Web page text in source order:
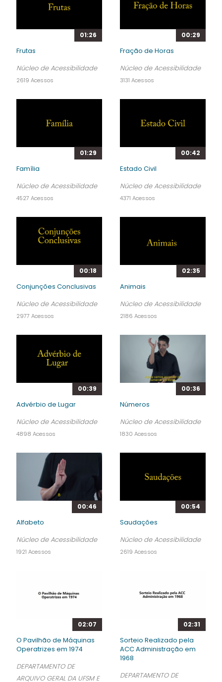
01:26
Frutas
Núcleo de Acessibilidade
2619 Acessos
00:29
Fração de Horas
Núcleo de Acessibilidade
3131 Acessos
01:29
Família
Núcleo de Acessibilidade
4527 Acessos
00:42
Estado Civil
Núcleo de Acessibilidade
4371 Acessos
00:18
Conjunções Conclusivas
Núcleo de Acessibilidade
2977 Acessos
02:35
Animais
Núcleo de Acessibilidade
2186 Acessos
00:39
Advérbio de Lugar
Núcleo de Acessibilidade
4898 Acessos
00:36
Números
Núcleo de Acessibilidade
1830 Acessos
00:46
Alfabeto
Núcleo de Acessibilidade
1921 Acessos
00:54
Saudações
Núcleo de Acessibilidade
2619 Acessos
02:07
O Pavilhão de Máquinas
Operatrizes em 1974
DEPARTAMENTO DE
ARQUIVO GERAL DA UFSM E
02:31
Sorteio Realizado pela
ACC Administração em
1968
DEPARTAMENTO DE